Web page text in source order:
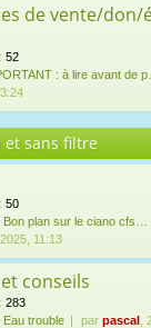
de vente/don/
: 52
: à lire avant de
et sans filtre
: 50
Bon plan sur le ciano cfs…
11:13
conseils
: 283
Eau trouble par pascal